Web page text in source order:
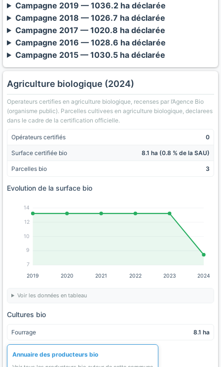
Campagne 2019 — 1036.2 ha déclarée
Campagne 2018 — 1026.7 ha déclarée
Campagne 2017 — 1020.8 ha déclarée
Campagne 2016 — 1028.6 ha déclarée
Campagne 2015 — 1030.5 ha déclarée
Agriculture biologique (2024)
Operateurs certifies en agriculture biologique, recenses par l’Agence Bio
(organisme public). Parcelles cultivees en agriculture biologique, declarees
dans le cadre de la certification officielle.
Opérateurs certifiés 0
Surface certifiée bio 8.1 ha (0.8 % de la SAU)
Parcelles bio 3
Evolution de la surface bio
7
9
10
12
14
2019 2020 2021 2022 2023 2024
Voir les données en tableau
Cultures bio
Fourrage 8.1 ha
Annuaire des producteurs bio